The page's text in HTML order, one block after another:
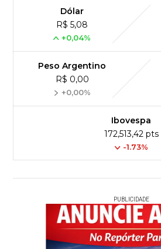
Dólar
R$ 5,08
+0,04%
Peso Argentino
R$ 0,00
+0,00%
Ibovespa
172,513,42 pts
-1.73%
PUBLICIDADE